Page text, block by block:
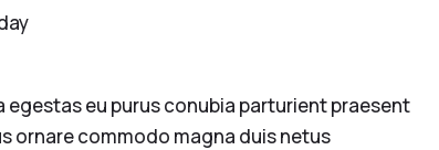
eu purus conubia parturient praesent
ornare commodo magna duis netus